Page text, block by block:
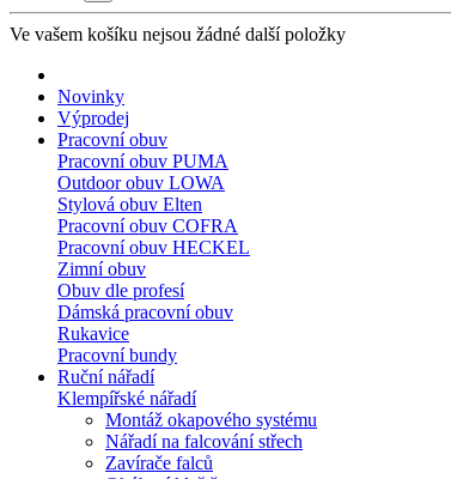
Ve vašem košíku nejsou žádné další položky
Novinky
Výprodej
Pracovní obuv
Pracovní obuv PUMA
Outdoor obuv LOWA
Stylová obuv Elten
Pracovní obuv COFRA
Pracovní obuv HECKEL
Zimní obuv
Obuv dle profesí
Dámská pracovní obuv
Rukavice
Pracovní bundy
Ruční nářadí
Klempířské nářadí
Montáž okapového systému
Nářadí na falcování střech
Zavírače falců